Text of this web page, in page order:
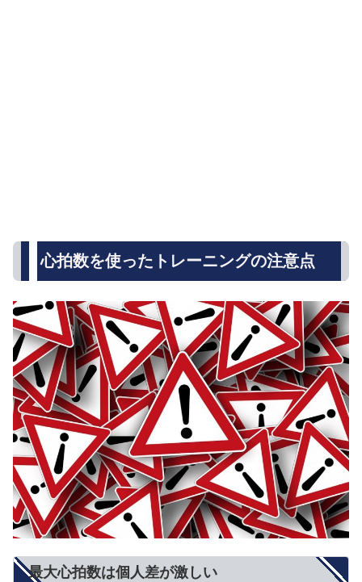
心拍数を使ったトレーニングの注意点
最大心拍数は個人差が激しい